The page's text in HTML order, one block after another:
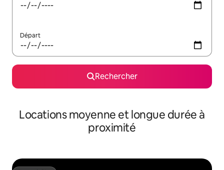
Départ
Rechercher
Locations moyenne et longue durée à
proximité